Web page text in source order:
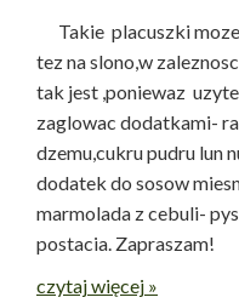
Takie placuszki
tez na slono,w
tak jest ,poniewaz
zaglowac dodatkami-
dzemu,cukru pudru lun
dodatek do sosow
marmolada z cebuli-
postacia. Zapraszam!
czytaj więcej »